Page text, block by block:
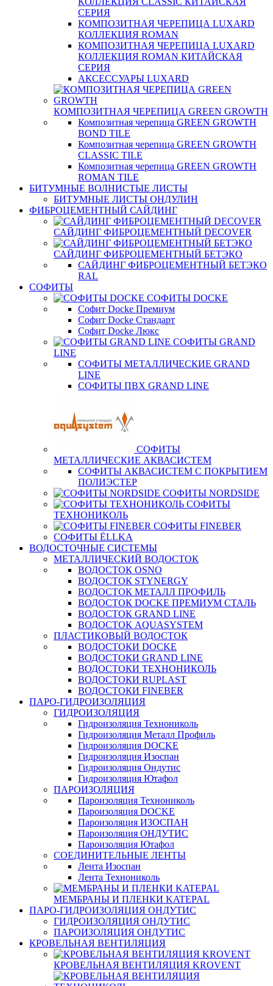
СЕРИЯ
КОМПОЗИТНАЯ ЧЕРЕПИЦА LUXARD
КОЛЛЕКЦИЯ ROMAN
КОМПОЗИТНАЯ ЧЕРЕПИЦА LUXARD
КОЛЛЕКЦИЯ ROMAN КИТАЙСКАЯ
СЕРИЯ
АКСЕССУАРЫ LUXARD
КОМПОЗИТНАЯ ЧЕРЕПИЦА GREEN GROWTH
Композитная черепица GREEN GROWTH
BOND TILE
Композитная черепица GREEN GROWTH
CLASSIC TILE
Композитная черепица GREEN GROWTH
ROMAN TILE
БИТУМНЫЕ ВОЛНИСТЫЕ ЛИСТЫ
БИТУМНЫЕ ЛИСТЫ ОНДУЛИН
ФИБРОЦЕМЕНТНЫЙ САЙДИНГ
САЙДИНГ ФИБРОЦЕМЕНТНЫЙ DECOVER
САЙДИНГ ФИБРОЦЕМЕНТНЫЙ БЕТЭКО
САЙДИНГ ФИБРОЦЕМЕНТНЫЙ БЕТЭКО
RAL
СОФИТЫ
СОФИТЫ DOCKE
Софит Docke Премиум
Софит Docke Стандарт
Софит Docke Люкс
СОФИТЫ GRAND
LINE
СОФИТЫ МЕТАЛЛИЧЕСКИЕ GRAND
LINE
СОФИТЫ ПВХ GRAND LINE
СОФИТЫ
МЕТАЛЛИЧЕСКИЕ АКВАСИСТЕМ
СОФИТЫ АКВАСИСТЕМ С ПОКРЫТИЕМ
ПОЛИЭСТЕР
СОФИТЫ NORDSIDE
СОФИТЫ
ТЕХНОНИКОЛЬ
СОФИТЫ FINEBER
СОФИТЫ ЁLLKA
ВОДОСТОЧНЫЕ СИСТЕМЫ
МЕТАЛЛИЧЕСКИЙ ВОДОСТОК
ВОДОСТОК OSNO
ВОДОСТОК STYNERGY
ВОДОСТОК МЕТАЛЛ ПРОФИЛЬ
ВОДОСТОК DOCKE ПРЕМИУМ СТАЛЬ
ВОДОСТОК GRAND LINE
ВОДОСТОК AQUASYSTEM
ПЛАСТИКОВЫЙ ВОДОСТОК
ВОДОСТОКИ DOCKE
ВОДОСТОКИ GRAND LINE
ВОДОСТОКИ ТЕХНОНИКОЛЬ
ВОДОСТОКИ RUPLAST
ВОДОСТОКИ FINEBER
ПАРО-ГИДРОИЗОЛЯЦИЯ
ГИДРОИЗОЛЯЦИЯ
Гидроизоляция Технониколь
Гидроизоляция Металл Профиль
Гидроизоляция DOCKE
Гидроизоляция Изоспан
Гидроизоляция Ондутис
Гидроизоляция Ютафол
ПАРОИЗОЛЯЦИЯ
Пароизоляция Технониколь
Пароизоляция DOCKE
Пароизоляция ИЗОСПАН
Пароизоляция ОНДУТИС
Пароизоляция Ютафол
СОЕДИНИТЕЛЬНЫЕ ЛЕНТЫ
Лента Изоспан
Лента Технониколь
МЕМБРАНЫ И ПЛЕНКИ KATEPAL
ПАРО-ГИДРОИЗОЛЯЦИЯ ОНДУТИС
ГИДРОИЗОЛЯЦИЯ ОНДУТИС
ПАРОИЗОЛЯЦИЯ ОНДУТИС
КРОВЕЛЬНАЯ ВЕНТИЛЯЦИЯ
КРОВЕЛЬНАЯ ВЕНТИЛЯЦИЯ KROVENT